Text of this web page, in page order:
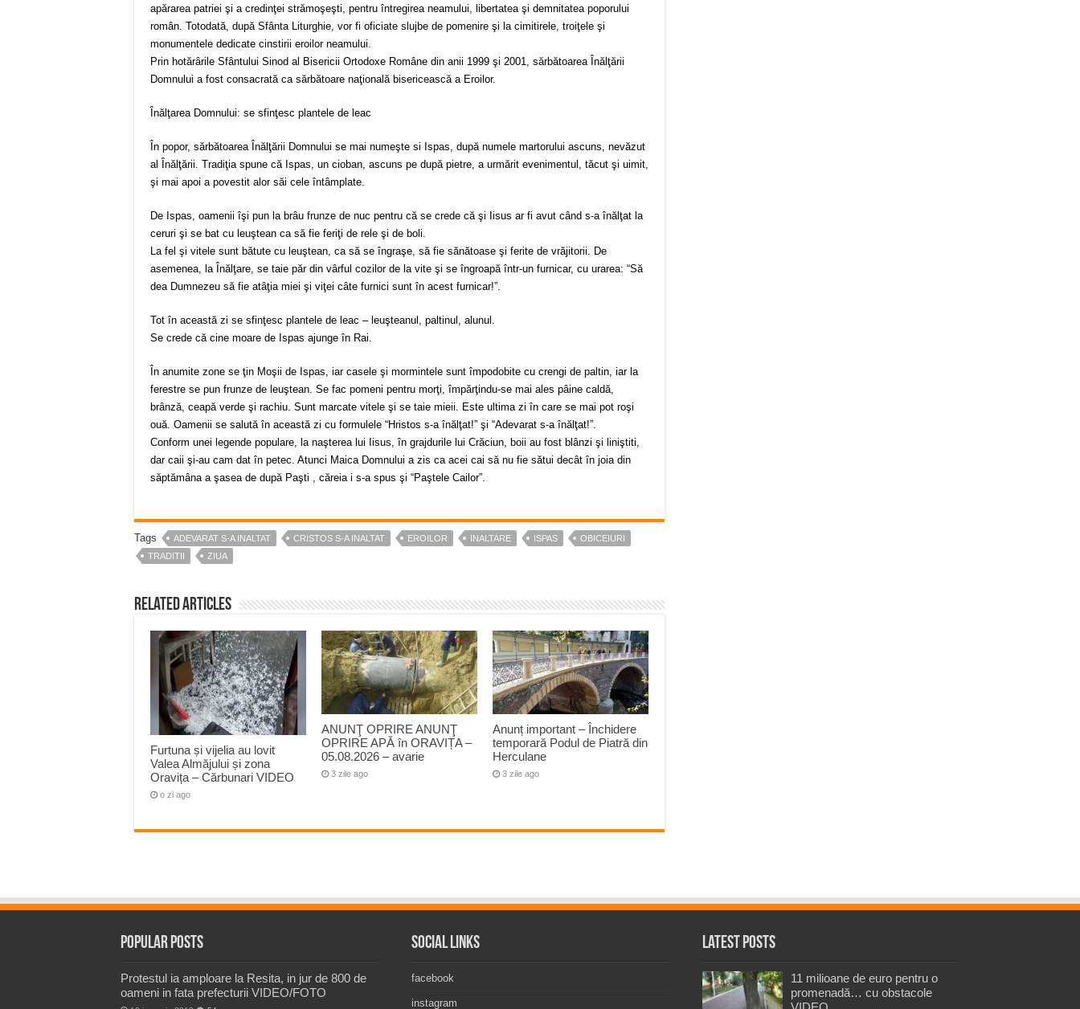
apărarea patriei şi a credinţei strămoşeşti, pentru întregirea neamului, libertatea şi demnitatea poporului
român. Totodată, după Sfânta Liturghie, vor fi oficiate slujbe de pomenire şi la cimitirele, troiţele şi
monumentele dedicate cinstirii eroilor neamului.
Prin hotărârile Sfântului Sinod al Bisericii Ortodoxe Române din anii 1999 şi 2001, sărbătoarea Înălţării
Domnului a fost consacrată ca sărbătoare naţională bisericească a Eroilor.
Înălţarea Domnului: se sfinţesc plantele de leac
În popor, sărbătoarea Înălţării Domnului se mai numeşte si Ispas, după numele martorului ascuns, nevăzut
al Înălţării. Tradiţia spune că Ispas, un cioban, ascuns pe după pietre, a urmărit evenimentul, tăcut şi uimit,
şi mai apoi a povestit alor săi cele întâmplate.
De Ispas, oamenii îşi pun la brâu frunze de nuc pentru că se crede că şi Iisus ar fi avut când s-a înălţat la
ceruri şi se bat cu leuştean ca să fie feriţi de rele şi de boli.
La fel şi vitele sunt bătute cu leuştean, ca să se îngraşe, să fie sănătoase şi ferite de vrăjitorii. De
asemenea, la Înălţare, se taie păr din vârful cozilor de la vite şi se îngroapă într-un furnicar, cu urarea: “Să
dea Dumnezeu să fie atâţia miei şi viţei câte furnici sunt în acest furnicar!”.
Tot în această zi se sfinţesc plantele de leac – leuşteanul, paltinul, alunul.
Se crede că cine moare de Ispas ajunge în Rai.
În anumite zone se ţin Moşii de Ispas, iar casele şi mormintele sunt împodobite cu crengi de paltin, iar la
ferestre se pun frunze de leuştean. Se fac pomeni pentru morţi, împărţindu-se mai ales pâine caldă,
brânză, ceapă verde şi rachiu. Sunt marcate vitele şi se taie mieii. Este ultima zi în care se mai pot roşi
ouă. Oamenii se salută în această zi cu formulele “Hristos s-a înălţat!” şi “Adevarat s-a înălţat!”.
Conform unei legende populare, la naşterea lui Iisus, în grajdurile lui Crăciun, boii au fost blânzi şi liniştiti,
dar caii şi-au cam dat în petec. Atunci Maica Domnului a zis ca acei cai să nu fie sătui decât în joia din
săptămâna a şasea de după Paşti , căreia i s-a spus şi “Paştele Cailor”.
Tags ADEVARAT S-A INALTAT CRISTOS S-A INALTAT EROILOR INALTARE ISPAS
OBICEIURI
TRADITII
ZIUA
Related Articles
Furtuna și vijelia au lovit
Valea Almăjului și zona
Oravița – Cărbunari VIDEO
o zi ago
ANUNŢ OPRIRE ANUNŢ
OPRIRE APĂ în ORAVIȚA –
05.08.2026 – avarie
3 zile ago
Anunț important – Închidere
temporară Podul de Piatră din
Herculane
3 zile ago
Popular Posts
Protestul ia amploare la Resita, in jur de 800 de
oameni in fata prefecturii VIDEO/FOTO
Social Links
facebook
instagram
Latest Posts
11 milioane de euro pentru o
promenadă… cu obstacole